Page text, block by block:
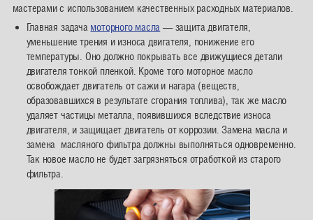
мастерами с использованием качественных расходных материалов.
Главная задача моторного масла — защита двигателя,
уменьшение трения и износа двигателя, понижение его
температуры. Оно должно покрывать все движущиеся детали
двигателя тонкой пленкой. Кроме того моторное масло
освобождает двигатель от сажи и нагара (веществ,
образовавшихся в результате сгорания топлива), так же масло
удаляет частицы металла, появившихся вследствие износа
двигателя, и защищает двигатель от коррозии. Замена масла и
замена масляного фильтра должны выполняться одновременно.
Так новое масло не будет загрязняться отработкой из старого
фильтра.